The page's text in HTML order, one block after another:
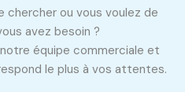
chercher ou vous voulez de
avez besoin ?
équipe commerciale et
le plus à vos attentes.